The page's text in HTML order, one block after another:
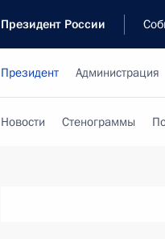
Президент России
Президент Администрация
Новости Стенограммы